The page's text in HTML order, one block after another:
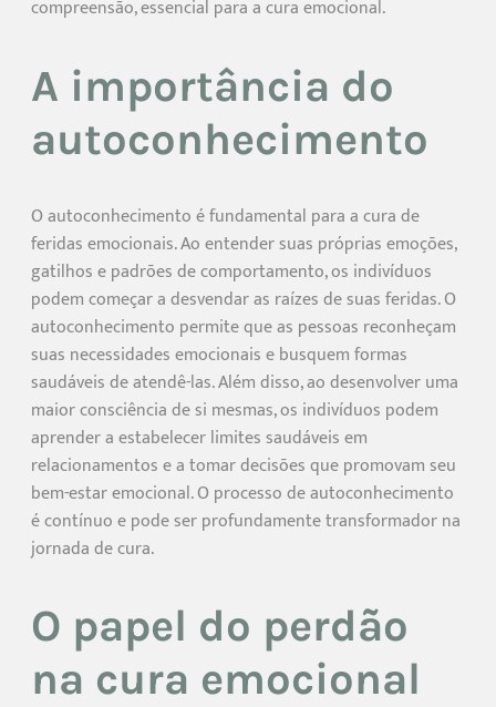
compreensão, essencial para a cura emocional.
A importância do
autoconhecimento
O autoconhecimento é fundamental para a cura de
feridas emocionais. Ao entender suas próprias emoções,
gatilhos e padrões de comportamento, os indivíduos
podem começar a desvendar as raízes de suas feridas. O
autoconhecimento permite que as pessoas reconheçam
suas necessidades emocionais e busquem formas
saudáveis de atendê-las. Além disso, ao desenvolver uma
maior consciência de si mesmas, os indivíduos podem
aprender a estabelecer limites saudáveis em
relacionamentos e a tomar decisões que promovam seu
bem-estar emocional. O processo de autoconhecimento
é contínuo e pode ser profundamente transformador na
jornada de cura.
O papel do perdão
na cura emocional